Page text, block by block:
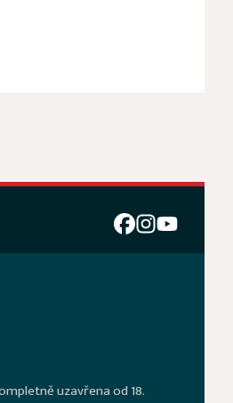
uzavřena od 18.